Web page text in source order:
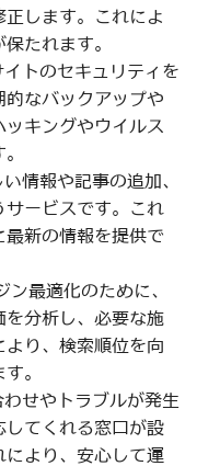
正します。これによ
たれます。
トのセキュリティを
なバックアップや
キングやウイルス
情報や記事の追加、
ービスです。これ
最新の情報を提供で
最適化のために、
を分析し、必要な施
り、検索順位を向
。
せやトラブルが発生
してくれる窓口が設
により、安心して運